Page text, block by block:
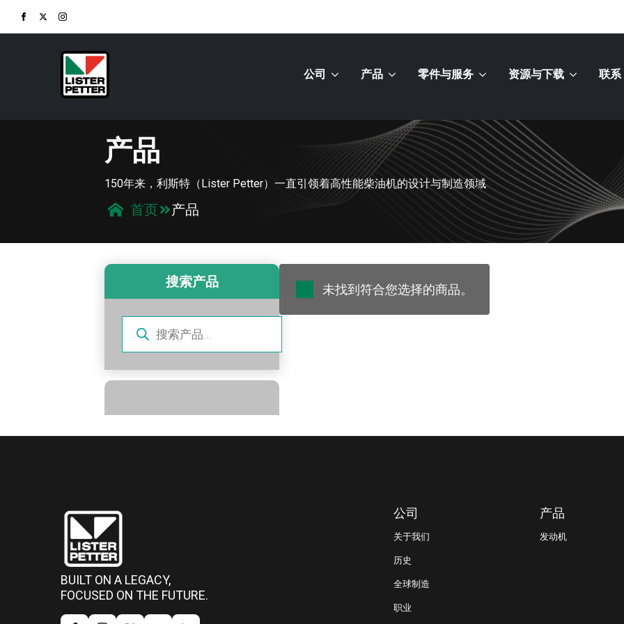
公司 产品 零件与服务 资源与下载 联系
产品
150年来，利斯特（Lister Petter）一直引领着高性能柴油机的设计与制造领域
首页 产品
搜索产品
搜
索
未找到符合您选择的商品。
BUILT ON A LEGACY,
FOCUSED ON THE FUTURE.
公司
关于我们
历史
全球制造
职业
产品
发动机